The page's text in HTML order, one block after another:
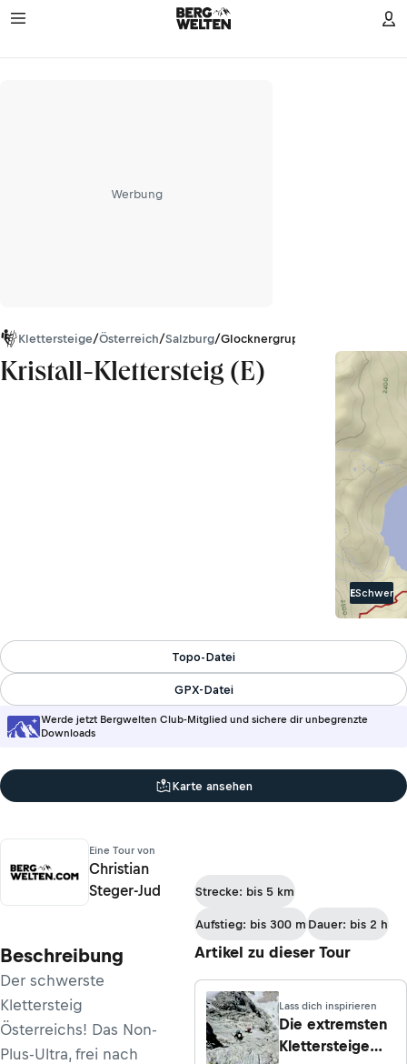
Werbung
Klettersteige/Österreich/Salzburg/Glocknergruppe
Kristall-Klettersteig (E)
ESchwer
Werde jetzt Bergwelten Club-Mitglied und sichere dir unbegrenzte
Downloads
Topo-Datei
GPX-Datei
Karte ansehen
Eine Tour von
Christian
Steger-Jud
Beschreibung
Der schwerste
Klettersteig
Österreichs! Das Non-
Plus-Ultra, frei nach
Strecke: bis 5 km
Aufstieg: bis 300 m Dauer: bis 2 h
Artikel zu dieser Tour
Lass dich inspirieren
Die extremsten
Klettersteige